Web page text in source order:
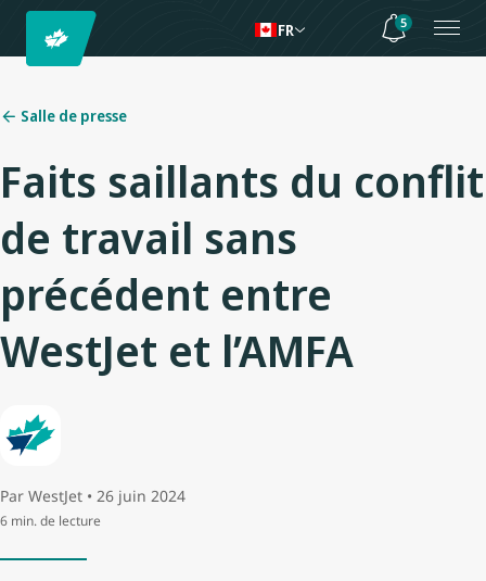
FR 5
Salle de presse
Faits saillants du conflit
de travail sans
précédent entre
WestJet et l’AMFA
Par WestJet • 26 juin 2024
6 min. de lecture